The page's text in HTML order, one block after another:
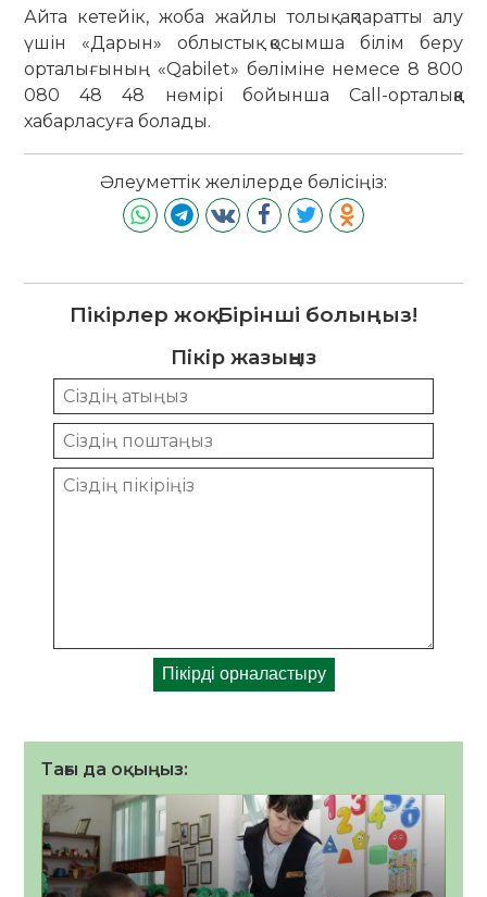
Айта кетейік, жоба жайлы толық ақпаратты алу
үшін «Дарын» облыстық қосымша білім беру
орталығының «Qabilet» бөліміне немесе 8 800
080 48 48 нөмірі бойынша Call-орталыққа
хабарласуға болады.
Әлеуметтік желілерде бөлісіңіз:
Пікірлер жоқ. Бірінші болыңыз!
Пікір жазыңыз
Тағы да оқыңыз: